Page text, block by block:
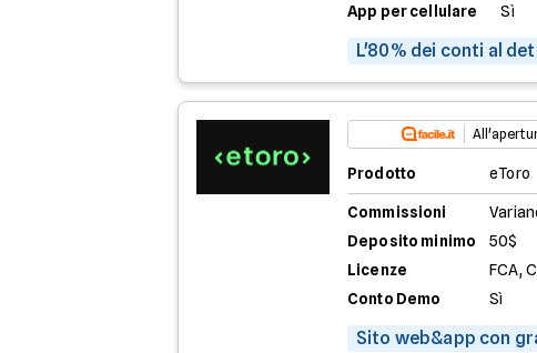
App per cellulare
Sì
L'80% dei conti al
Prodotto eToro
Commissioni
Deposito minimo
50$
Licenze
FCA,
Conto Demo
Sì
Sito web&app con